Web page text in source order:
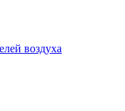
воздуха